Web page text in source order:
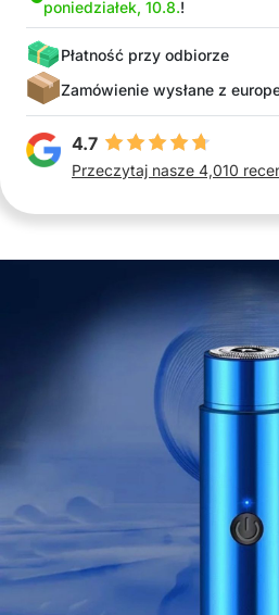
poniedziałek, 10.8.!
Płatność przy odbiorze
Zamówienie wysłane z
4.7
Przeczytaj nasze 4,010